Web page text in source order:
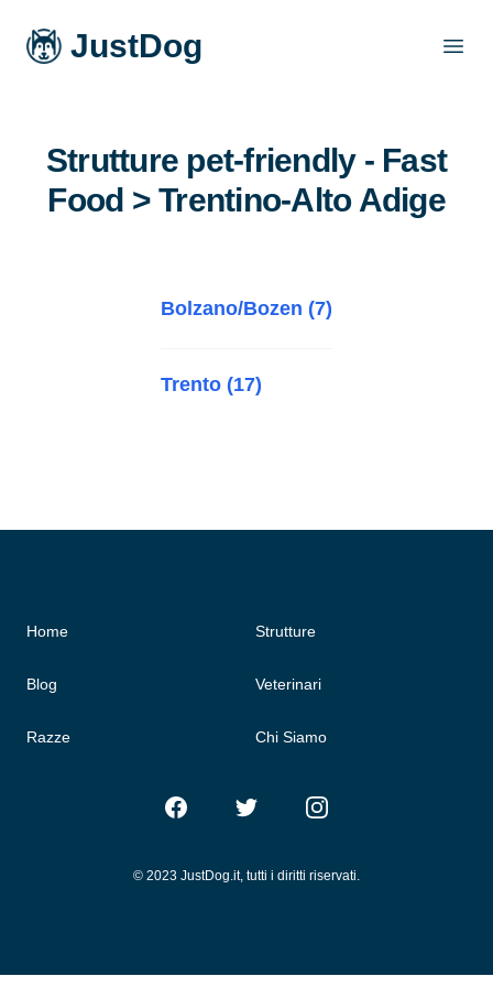
JustDog
Strutture pet-friendly - Fast
Food > Trentino-Alto Adige
Bolzano/Bozen (7)
Trento (17)
Home
Blog
Razze
Strutture
Veterinari
Chi Siamo
FacebookTwitter Instagram
© 2023 JustDog.it, tutti i diritti riservati.